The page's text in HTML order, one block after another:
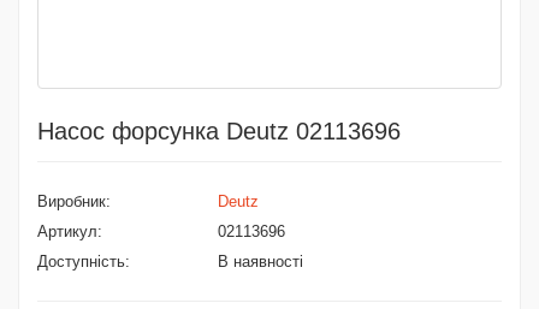
Насос форсунка Deutz 02113696
Виробник:
Deutz
Артикул:
02113696
Доступність:
В наявності